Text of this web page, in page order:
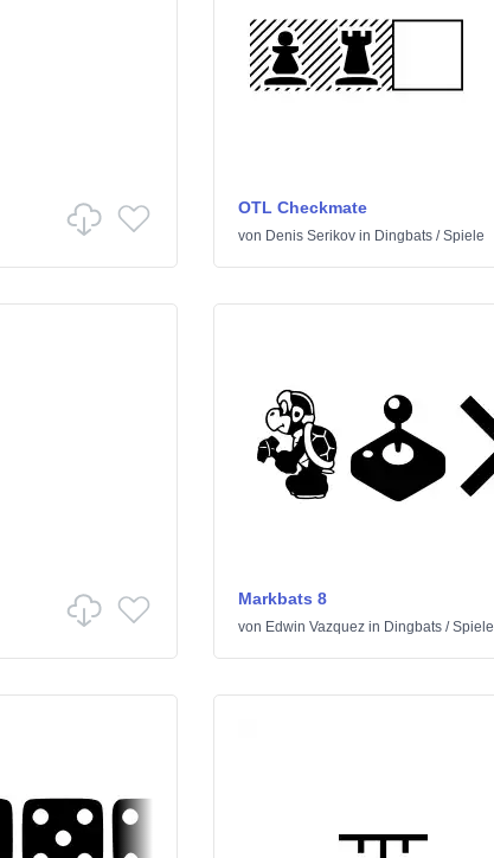
OTL Checkmate
von Denis Serikovin Dingbats/Spiele
Markbats 8
von Edwin Vazquezin Dingbats/Spiele